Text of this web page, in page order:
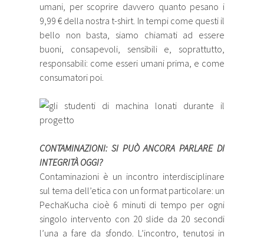
umani, per scoprire davvero quanto pesano i
9,99 € della nostra t-shirt. In tempi come questi il
bello non basta, siamo chiamati ad essere
buoni, consapevoli, sensibili e, soprattutto,
responsabili: come esseri umani prima, e come
consumatori poi.
CONTAMINAZIONI: SI PUÒ ANCORA PARLARE DI
INTEGRITÀ OGGI?
Contaminazioni è un incontro interdisciplinare
sul tema dell’etica con un format particolare: un
PechaKucha cioè 6 minuti di tempo per ogni
singolo intervento con 20 slide da 20 secondi
l’una a fare da sfondo. L’incontro, tenutosi in